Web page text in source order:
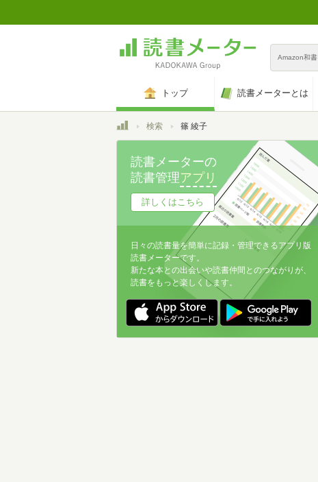
Amazon和書
トップ 読書メーターとは
トップ検索 篠 綾子
読書メーターの
読書管理アプリ
詳しくはこちら
日々の読書量を簡単に記録・管理できるアプリ版
読書メーターです。
新たな本との出会いや読書仲間とのつながりが、
読書をもっと楽しくします。